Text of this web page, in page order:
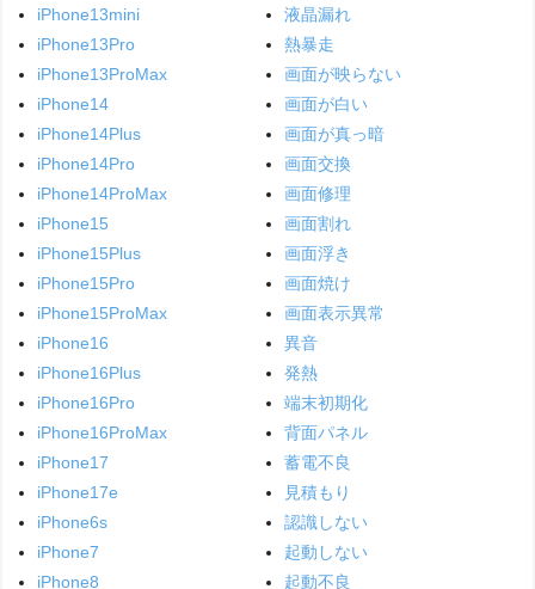
iPhone13mini
iPhone13Pro
iPhone13ProMax
iPhone14
iPhone14Plus
iPhone14Pro
iPhone14ProMax
iPhone15
iPhone15Plus
iPhone15Pro
iPhone15ProMax
iPhone16
iPhone16Plus
iPhone16Pro
iPhone16ProMax
iPhone17
iPhone17e
iPhone6s
iPhone7
iPhone8
液晶漏れ
熱暴走
画面が映らない
画面が白い
画面が真っ暗
画面交換
画面修理
画面割れ
画面浮き
画面焼け
画面表示異常
異音
発熱
端末初期化
背面パネル
蓄電不良
見積もり
認識しない
起動しない
起動不良